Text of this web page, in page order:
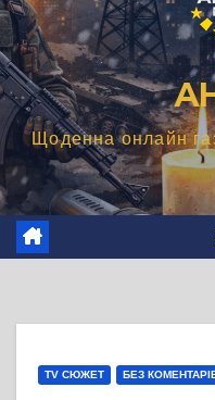
Щоденна онлайн
TV СЮЖЕТ БЕЗ